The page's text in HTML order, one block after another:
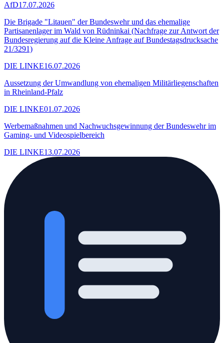
AfD17.07.2026
Die Brigade "Litauen" der Bundeswehr und das ehemalige
Partisanenlager im Wald von Rüdninkai (Nachfrage zur Antwort der
Bundesregierung auf die Kleine Anfrage auf Bundestagsdrucksache
21/3291)
DIE LINKE16.07.2026
Aussetzung der Umwandlung von ehemaligen Militärliegenschaften
in Rheinland-Pfalz
DIE LINKE01.07.2026
Werbemaßnahmen und Nachwuchsgewinnung der Bundeswehr im
Gaming- und Videospielbereich
DIE LINKE13.07.2026